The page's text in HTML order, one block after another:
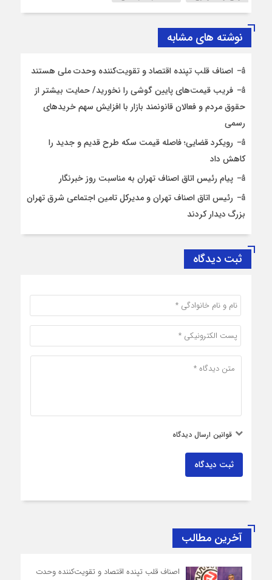
نوشته های مشابه
اصناف قلب تپنده اقتصاد و تقویت‌کننده وحدت ملی هستند
فریب قیمت‌های پایین گوشی را نخورید/ حمایت بیشتر از
حقوق مردم و فعالان قانونمند بازار با افزایش سهم خریدهای
رسمی
رویکرد قضایی؛ فاصله قیمت سکه طرح قدیم و جدید را
کاهش داد
پیام رئیس اتاق اصناف تهران به مناسبت روز خبرنگار
رئیس اتاق اصناف تهران و مدیرکل تامین اجتماعی شرق تهران
بزرگ دیدار کردند
ثبت دیدگاه
قوانین ارسال دیدگاه
ثبت دیدگاه
آخرین مطالب
اصناف قلب تپنده اقتصاد و تقویت‌کننده وحدت